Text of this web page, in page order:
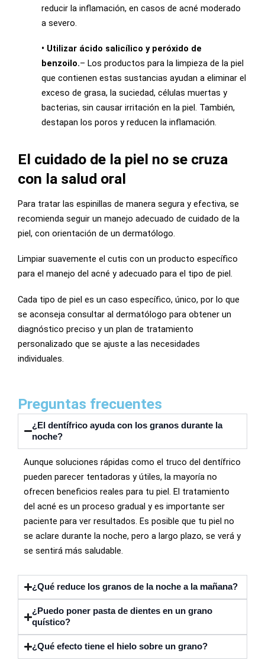
reducir la inflamación, en casos de acné moderado
a severo.
• Utilizar ácido salicílico y peróxido de
benzoilo.– Los productos para la limpieza de la piel
que contienen estas sustancias ayudan a eliminar el
exceso de grasa, la suciedad, células muertas y
bacterias, sin causar irritación en la piel. También,
destapan los poros y reducen la inflamación.
El cuidado de la piel no se cruza
con la salud oral
Para tratar las espinillas de manera segura y efectiva, se
recomienda seguir un manejo adecuado de cuidado de la
piel, con orientación de un dermatólogo.
Limpiar suavemente el cutis con un producto específico
para el manejo del acné y adecuado para el tipo de piel.
Cada tipo de piel es un caso específico, único, por lo que
se aconseja consultar al dermatólogo para obtener un
diagnóstico preciso y un plan de tratamiento
personalizado que se ajuste a las necesidades
individuales.
Preguntas frecuentes
¿El dentífrico ayuda con los granos durante la
noche?
Aunque soluciones rápidas como el truco del dentífrico
pueden parecer tentadoras y útiles, la mayoría no
ofrecen beneficios reales para tu piel. El tratamiento
del acné es un proceso gradual y es importante ser
paciente para ver resultados. Es posible que tu piel no
se aclare durante la noche, pero a largo plazo, se verá y
se sentirá más saludable.
¿Qué reduce los granos de la noche a la mañana?
¿Puedo poner pasta de dientes en un grano
quístico?
¿Qué efecto tiene el hielo sobre un grano?